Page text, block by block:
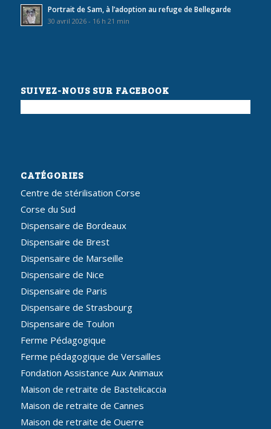
Portrait de Sam, à l’adoption au refuge de Bellegarde
30 avril 2026 - 16 h 21 min
SUIVEZ-NOUS SUR FACEBOOK
CATÉGORIES
Centre de stérilisation Corse
Corse du Sud
Dispensaire de Bordeaux
Dispensaire de Brest
Dispensaire de Marseille
Dispensaire de Nice
Dispensaire de Paris
Dispensaire de Strasbourg
Dispensaire de Toulon
Ferme Pédagogique
Ferme pédagogique de Versailles
Fondation Assistance Aux Animaux
Maison de retraite de Bastelicaccia
Maison de retraite de Cannes
Maison de retraite de Ouerre